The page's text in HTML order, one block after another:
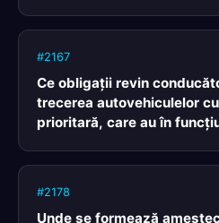
#2167
Ce obligaţii revin
trecerea autovehiculelor
prioritară, care au în
albastră şi pe cele de
#2178
Unde se formează